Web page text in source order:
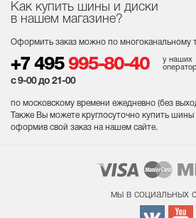
Как купить шины и диски
в нашем магазине?
Оформить заказ можно по многоканальному
+7 495 995-80-40
у наших
с 9-00 до 21-00
по московскому времени ежедневно (без
Также Вы можете круглосуточно купить шины
оформив свой заказ на нашем сайте.
мы в социальных